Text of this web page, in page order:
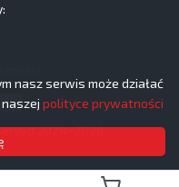
nasz serwis może działać
polityce prywatności
2024−2026